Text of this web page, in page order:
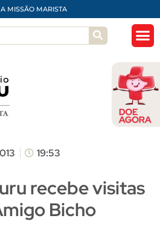
MISSÃO MARISTA
19:53
recebe visitas
Bicho